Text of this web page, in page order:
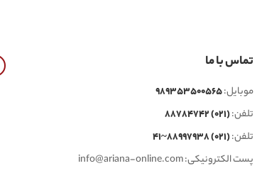
تماس با ما
موبایل:
تلفن:(021) 88784742
تلفن:(021) 88997938~41
پست الکترونیکی:info@ariana-online.com